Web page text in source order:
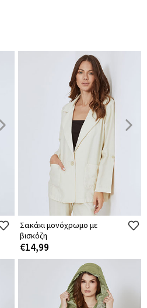
Σακάκι μονόχρωμο με
βισκόζη
€14,99